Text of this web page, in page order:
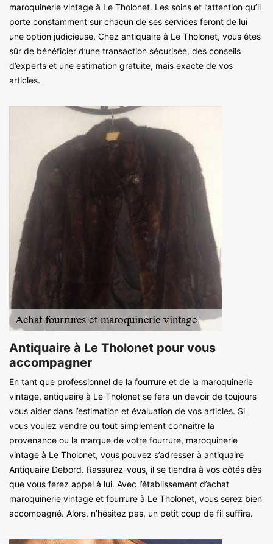
maroquinerie vintage à Le Tholonet. Les soins et l’attention qu’il
porte constamment sur chacun de ses services feront de lui
une option judicieuse. Chez antiquaire à Le Tholonet, vous êtes
sûr de bénéficier d’une transaction sécurisée, des conseils
d’experts et une estimation gratuite, mais exacte de vos
articles.
Antiquaire à Le Tholonet pour vous
accompagner
En tant que professionnel de la fourrure et de la maroquinerie
vintage, antiquaire à Le Tholonet se fera un devoir de toujours
vous aider dans l’estimation et évaluation de vos articles. Si
vous voulez vendre ou tout simplement connaitre la
provenance ou la marque de votre fourrure, maroquinerie
vintage à Le Tholonet, vous pouvez s’adresser à antiquaire
Antiquaire Debord. Rassurez-vous, il se tiendra à vos côtés dès
que vous ferez appel à lui. Avec l’établissement d’achat
maroquinerie vintage et fourrure à Le Tholonet, vous serez bien
accompagné. Alors, n’hésitez pas, un petit coup de fil suffira.